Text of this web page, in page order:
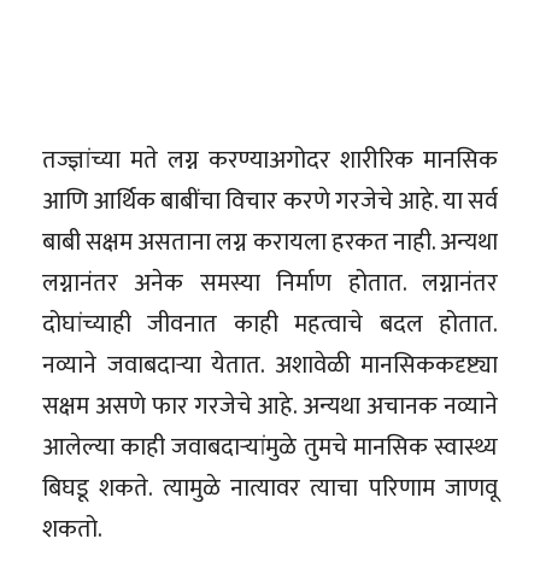
तज्ज्ञांच्या मते लग्न करण्याअगोदर शारीरिक मानसिक
आणि आर्थिक बाबींचा विचार करणे गरजेचे आहे. या सर्व
बाबी सक्षम असताना लग्न करायला हरकत नाही. अन्यथा
लग्नानंतर अनेक समस्या निर्माण होतात. लग्नानंतर
दोघांच्याही जीवनात काही महत्वाचे बदल होतात.
नव्याने जवाबदार्‍या येतात. अशावेळी मानसिककदृष्ट्या
सक्षम असणे फार गरजेचे आहे. अन्यथा अचानक नव्याने
आलेल्या काही जवाबदार्‍यांमुळे तुमचे मानसिक स्वास्थ्य
बिघडू शकते. त्यामुळे नात्यावर त्याचा परिणाम जाणवू
शकतो.